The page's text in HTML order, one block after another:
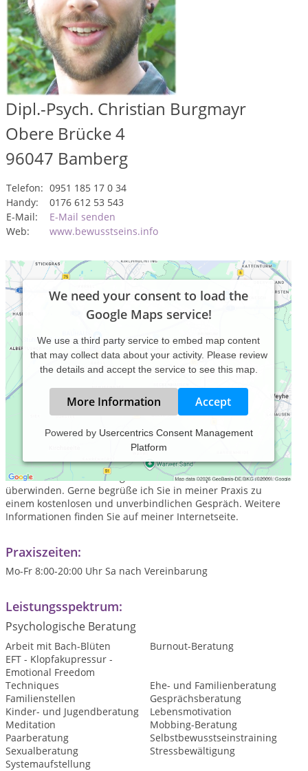
Dipl.-Psych. Christian Burgmayr
Obere Brücke 4
96047 Bamberg
Telefon: 0951 185 17 0 34
Handy:
0176 612 53 543
E-Mail:
E-Mail senden
Web:
www.bewusstseins.info
We need your consent to load the
Google Maps service!
We use a third party service to embed map content
that may collect data about your activity. Please review
the details and accept the service to see this map.
More Information Accept
Powered by Usercentrics Consent Management
Platform
Mit meinem Angebot stelle ich Menschen in schwierigen
Zeiten den Raum und die Mittel zur Verfügung, um
Hindernisse auf dem Weg zu mehr Lebensqualität zu
überwinden. Gerne begrüße ich Sie in meiner Praxis zu
einem kostenlosen und unverbindlichen Gespräch. Weitere
Informationen finden Sie auf meiner Internetseite.
Praxiszeiten:
Mo-Fr 8:00-20:00 Uhr Sa nach Vereinbarung
Leistungsspektrum:
Psychologische Beratung
Arbeit mit Bach-Blüten
Burnout-Beratung
EFT - Klopfakupressur -
Emotional Freedom
Techniques
Ehe- und Familienberatung
Familienstellen
Gesprächsberatung
Kinder- und Jugendberatung
Lebensmotivation
Meditation
Mobbing-Beratung
Paarberatung
Selbstbewusstseinstraining
Sexualberatung
Stressbewältigung
Systemaufstellung